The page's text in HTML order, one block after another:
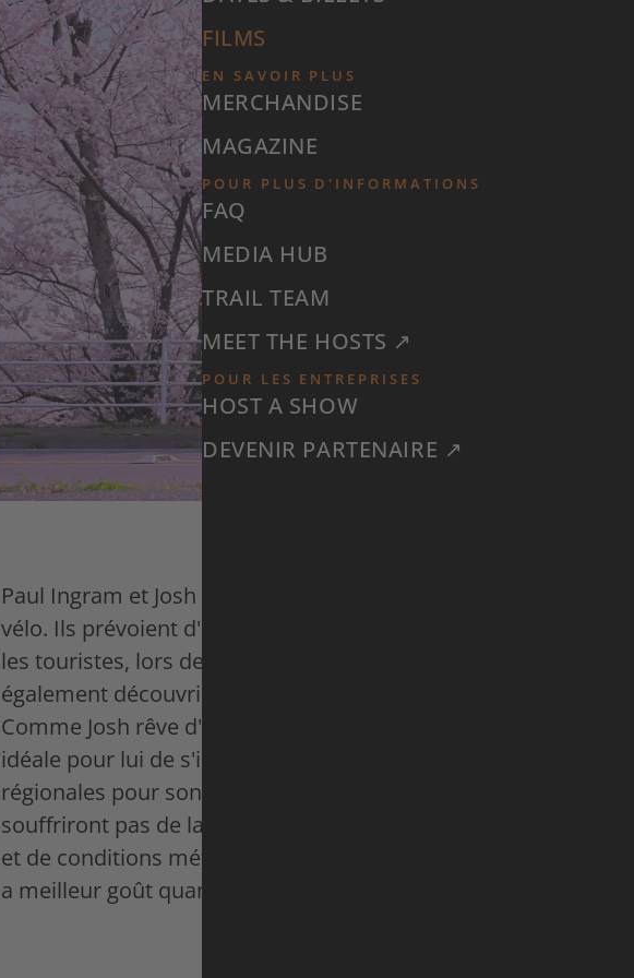
FILMS
EN SAVOIR PLUS
MERCHANDISE
MAGAZINE
POUR PLUS D'INFORMATIONS
FAQ
MEDIA HUB
TRAIL TEAM
MEET THE HOSTS ↗
POUR LES ENTREPRISES
HOST A SHOW
DEVENIR PARTENAIRE ↗
Paul Ingram et Josh Tippett ont choisi le Japon pour leur
vélo. Ils prévoient d'explorer les zones rurales du pays,
les touristes, lors de leur périple de Kagoshima à Tokyo. Ils
également découvrir la diversité de la cuisine japonaise en
Comme Josh rêve d'ouvrir un restaurant japonais, ce voyage
idéale pour lui de s'inspirer des plats traditionnels et des
régionales pour son futur menu. Quoi qu'il en soit, les deux
souffriront pas de la faim, car le Japon offre une grande
et de conditions météorologiques. Comme nous le savons
a meilleur goût quand on l'a méritée.